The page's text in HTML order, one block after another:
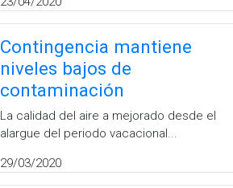
Contingencia mantiene
niveles bajos de
contaminación
La calidad del aire a mejorado desde el
alargue del periodo vacacional...
29/03/2020